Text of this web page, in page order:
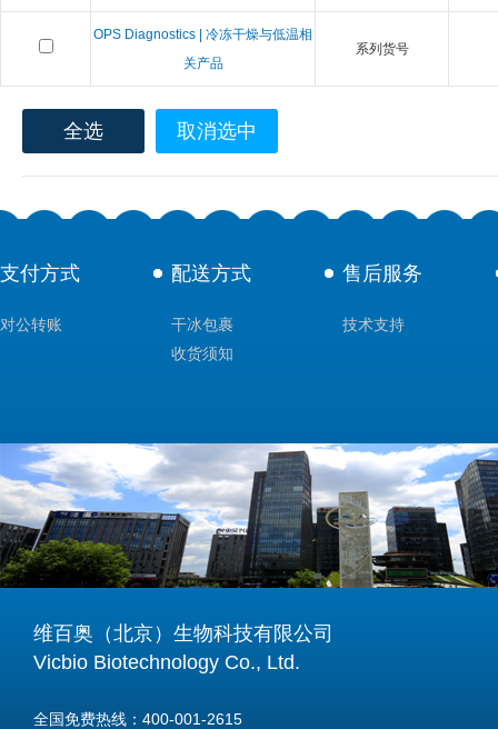
OPS Diagnostics | 冷冻干燥与低温相
关产品
系列货号
全选 取消选中
支付方式
对公转账
配送方式
干冰包裹
收货须知
售后服务
技术支持
维百奥（北京）生物科技有限公司
Vicbio Biotechnology Co., Ltd.
全国免费热线：400-001-2615